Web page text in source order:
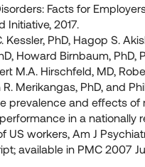
Facts for
Initiative, 2017.
Kessler, PhD, Hagop S.
Howard Birnbaum, PhD,
M.A. Hirschfeld, MD,
Merikangas, PhD, and
prevalence and effects
in a nationally
US workers, Am J
available in PMC 2007